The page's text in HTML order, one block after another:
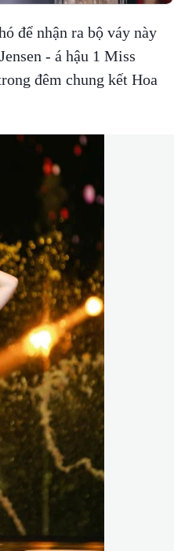
để nhận ra bộ váy này
- á hậu 1 Miss
đêm chung kết Hoa